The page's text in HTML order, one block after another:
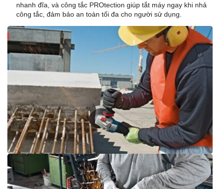
nhanh đĩa, và công tắc PROtection giúp tắt máy ngay khi nhả
công tắc, đảm bảo an toàn tối đa cho người sử dụng.